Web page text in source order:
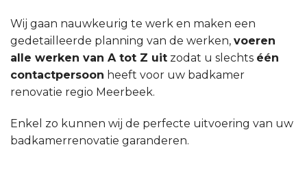
Wij gaan nauwkeurig te werk en maken een
gedetailleerde planning van de werken, voeren
alle werken van A tot Z uit zodat u slechts één
contactpersoon heeft voor uw badkamer
renovatie regio Meerbeek.
Enkel zo kunnen wij de perfecte uitvoering van uw
badkamerrenovatie garanderen.